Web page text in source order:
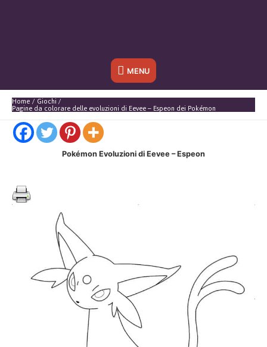
Sotto
l'header
MENU
Home Giochi
Pagine da colorare delle evoluzioni di Eevee – Espeon dei Pokémon
Pokémon Evoluzioni di Eevee – Espeon